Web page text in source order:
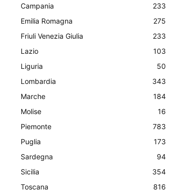
Campania
233
Emilia Romagna
275
Friuli Venezia Giulia
233
Lazio
103
Liguria
50
Lombardia
343
Marche
184
Molise
16
Piemonte
783
Puglia
173
Sardegna
94
Sicilia
354
Toscana
816